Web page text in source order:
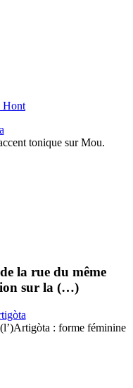
Hont
tonique sur Mou.
la rue du même
sur la (…)
: forme féminine